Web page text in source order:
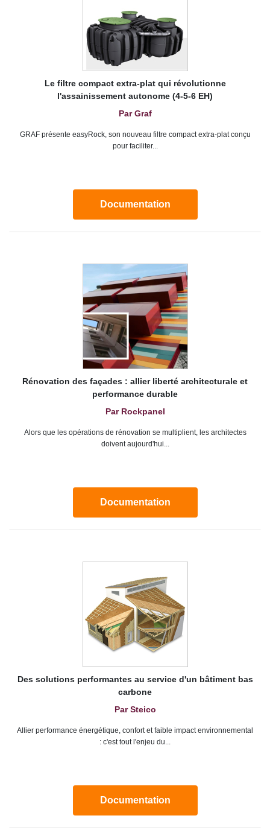
Le filtre compact extra-plat qui révolutionne
l'assainissement autonome (4-5-6 EH)
Par Graf
GRAF présente easyRock, son nouveau filtre compact extra-plat conçu
pour faciliter...
Documentation
Rénovation des façades : allier liberté architecturale et
performance durable
Par Rockpanel
Alors que les opérations de rénovation se multiplient, les architectes
doivent aujourd'hui...
Documentation
Des solutions performantes au service d'un bâtiment bas
carbone
Par Steico
Allier performance énergétique, confort et faible impact environnemental
: c'est tout l'enjeu du...
Documentation